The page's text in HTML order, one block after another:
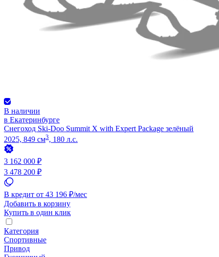
В наличии
в Екатеринбурге
Снегоход Ski-Doo Summit X with Expert Package зелёный
2025, 849 см3, 180 л.с.
3 162 000 ₽
3 478 200 ₽
В кредит от 43 196 ₽/мес
Добавить в корзину
Купить в один клик
Категория
Спортивные
Привод